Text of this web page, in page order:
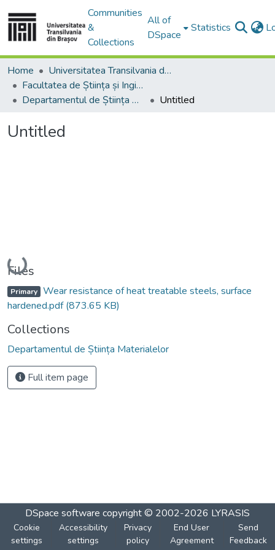
Communities
&
Collections
All of
DSpace
Statistics
Home
Universitatea Transilvania din Brasov
Facultatea de Știința și Ingineria Materialelor
Departamentul de Știința Materialelor
Untitled
Untitled
Loading...
Files
Primary Wear resistance of heat treatable steels, surface
hardened.pdf(873.65 KB)
Collections
Departamentul de Știința Materialelor
Full item page
DSpace software copyright © 2002-2026 LYRASIS
Cookie
settings
Accessibility
settings
Privacy
policy
End User
Agreement
Send
Feedback